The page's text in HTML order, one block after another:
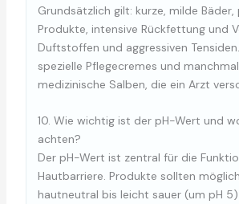
Grundsätzlich gilt: kurze, milde
Produkte, intensive Rückfettung und
Duftstoffen und aggressiven
spezielle Pflegecremes und
medizinische Salben, die ein Arzt
10. Wie wichtig ist der pH-Wert und
achten?
Der pH-Wert ist zentral für die
Hautbarriere. Produkte sollten
hautneutral bis leicht sauer (um pH 5)